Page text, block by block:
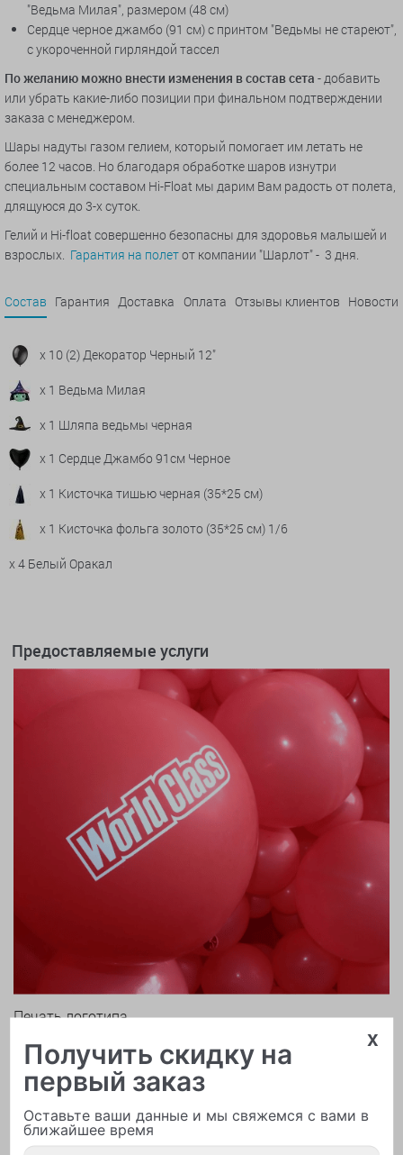
"Ведьма Милая", размером (48 см)
Сердце черное джамбо (91 см) с принтом "Ведьмы не стареют",
с укороченной гирляндой тассел
По желанию можно внести изменения в состав сета - добавить
или убрать какие-либо позиции при финальном подтверждении
заказа с менеджером.
Шары надуты газом гелием, который помогает им летать не
более 12 часов. Но благодаря обработке шаров изнутри
специальным составом Hi-Float мы дарим Вам радость от полета,
длящуюся до 3-х суток.
Гелий и Hi-float совершенно безопасны для здоровья малышей и
взрослых. Гарантия на полетот компании "Шарлот" - 3 дня.
Состав Гарантия Доставка Оплата Отзывы клиентов Новости
x 10 (2) Декоратор Черный 12"
x 1 Ведьма Милая
x 1 Шляпа ведьмы черная
x 1 Сердце Джамбо 91см Черное
x 1 Кисточка тишью черная (35*25 см)
x 1 Кисточка фольга золото (35*25 см) 1/6
x 4 Белый Оракал
Предоставляемые услуги
Печать логотипа
x
Получить скидку на
первый заказ
Оставьте ваши данные и мы свяжемся с вами в
ближайшее время